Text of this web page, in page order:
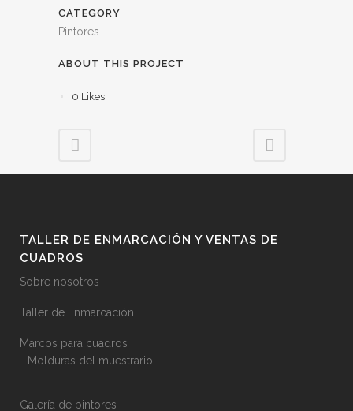
CATEGORY
Pintores
ABOUT THIS PROJECT
0 Likes
TALLER DE ENMARCACIÓN Y VENTAS DE
CUADROS
Sobre nosotros
Taller de Enmarcación
Marcos para cuadros
Molduras del muestrario
Galería de pintores